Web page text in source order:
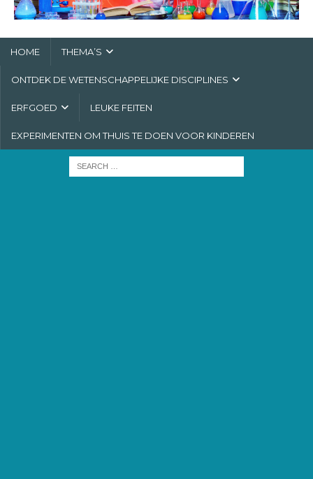
HOME THEMA’S
ONTDEK DE WETENSCHAPPELIJKE DISCIPLINES
ERFGOED LEUKE FEITEN
EXPERIMENTEN OM THUIS TE DOEN VOOR KINDEREN